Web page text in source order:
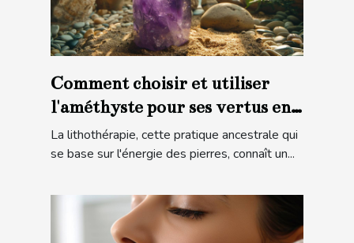
Comment choisir et utiliser
l'améthyste pour ses vertus en
lithothérapie
La lithothérapie, cette pratique ancestrale qui
se base sur l'énergie des pierres, connaît un...